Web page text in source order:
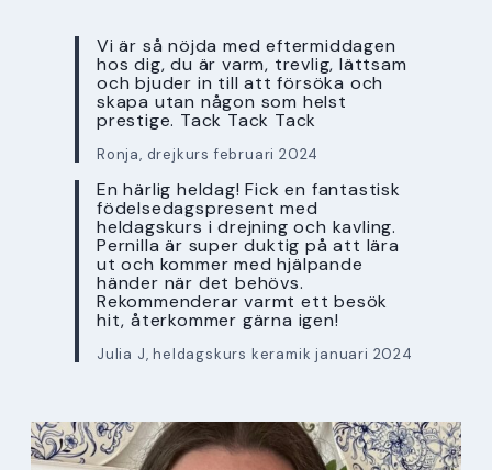
Vi är så nöjda med eftermiddagen
hos dig, du är varm, trevlig, lättsam
och bjuder in till att försöka och
skapa utan någon som helst
prestige. Tack Tack Tack
Ronja, drejkurs februari 2024
En härlig heldag! Fick en fantastisk
födelsedagspresent med
heldagskurs i drejning och kavling.
Pernilla är super duktig på att lära
ut och kommer med hjälpande
händer när det behövs.
Rekommenderar varmt ett besök
hit, återkommer gärna igen!
Julia J, heldagskurs keramik januari 2024